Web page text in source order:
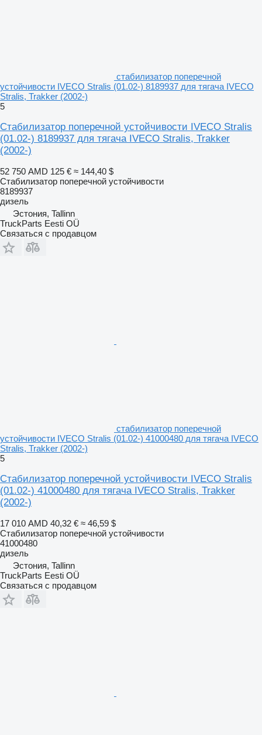
стабилизатор поперечной
устойчивости IVECO Stralis (01.02-) 8189937 для тягача IVECO
Stralis, Trakker (2002-)
5
Стабилизатор поперечной устойчивости IVECO Stralis
(01.02-) 8189937 для тягача IVECO Stralis, Trakker
(2002-)
52 750 AMD 125 € ≈ 144,40 $
Стабилизатор поперечной устойчивости
8189937
дизель
Эстония, Tallinn
TruckParts Eesti OÜ
Связаться с продавцом
стабилизатор поперечной
устойчивости IVECO Stralis (01.02-) 41000480 для тягача IVECO
Stralis, Trakker (2002-)
5
Стабилизатор поперечной устойчивости IVECO Stralis
(01.02-) 41000480 для тягача IVECO Stralis, Trakker
(2002-)
17 010 AMD 40,32 € ≈ 46,59 $
Стабилизатор поперечной устойчивости
41000480
дизель
Эстония, Tallinn
TruckParts Eesti OÜ
Связаться с продавцом